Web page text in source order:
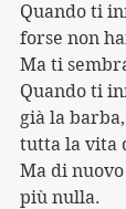
Quando ti
forse non
Ma ti
Quando ti
già la
tutta la vita
Ma di
più nulla.